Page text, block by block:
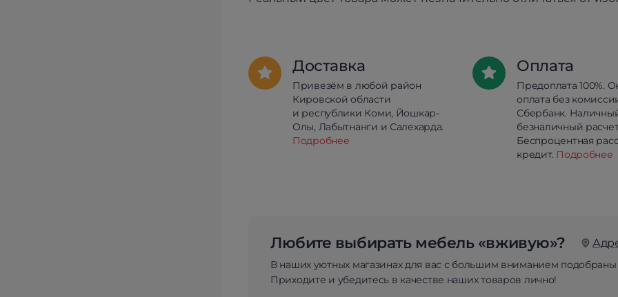
Доставка
Привезём в любой район
Кировской области
и республики Коми, Йошкар-
Олы, Лабытнанги и Салехарда.
Подробнее
Оплата
Предоплата 100%.
оплата без
Сбербанк.
безналичный
Беспроцентная
кредит. Подробнее
Любите выбирать мебель «вживую»?
В наших уютных магазинах для вас с большим вниманием
Приходите и убедитесь в качестве наших товаров лично!